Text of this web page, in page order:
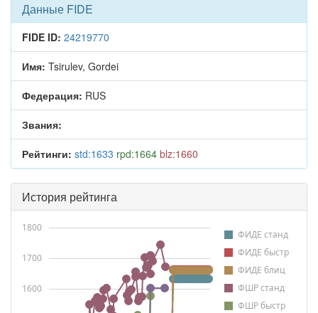
Данные FIDE
FIDE ID: 24219770
Имя: Tsirulev, Gordei
Федерация: RUS
Звания:
Рейтинги: std:1633 rpd:1664 blz:1660
История рейтинга
ФИДЕ станд
ФИДЕ быстр
ФИДЕ блиц
ФШР станд
ФШР быстр
1600
1700
1800